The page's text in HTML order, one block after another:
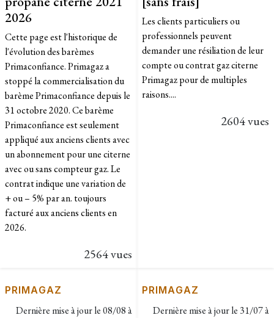
2026
Cette page est l'historique de
l'évolution des barèmes
Primaconfiance. Primagaz a
stoppé la commercialisation du
barème Primaconfiance depuis le
31 octobre 2020. Ce barème
Primaconfiance est seulement
appliqué aux anciens clients avec
un abonnement pour une citerne
avec ou sans compteur gaz. Le
contrat indique une variation de
+ ou – 5% par an. toujours
facturé aux anciens clients en
2026.​
2564 vues
Les clients particuliers ou
professionnels peuvent
demander une résiliation de leur
compte ou contrat gaz citerne
Primagaz pour de multiples
raisons....
2604 vues
PRIMAGAZ
Dernière mise à jour le08/08 à
PRIMAGAZ
Dernière mise à jour le 31/07 à